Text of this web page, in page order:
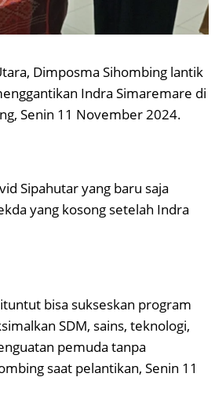
Dimposma Sihombing lantik
Indra Simaremare di
Senin 11 November 2024.
Sipahutar yang baru saja
yang kosong setelah Indra
bisa sukseskan program
SDM, sains, teknologi,
pemuda tanpa
saat pelantikan, Senin 11